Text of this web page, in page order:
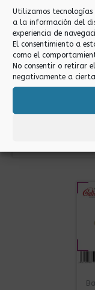
Utilizamos tecnologías
a la información del
experiencia de
El consentimiento a
como el
No consentir o retirar
negativamente a
Bastidores
BASTIDOR